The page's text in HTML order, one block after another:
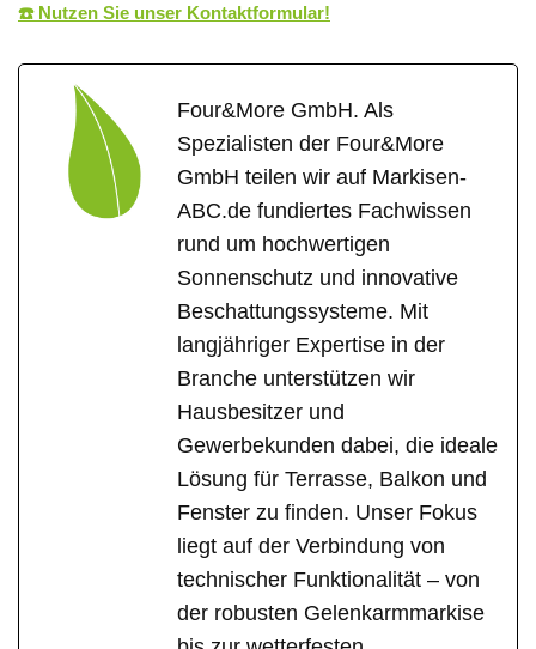
☎️ Nutzen Sie unser Kontaktformular!
Four&More GmbH. Als
Spezialisten der Four&More
GmbH teilen wir auf Markisen-
ABC.de fundiertes Fachwissen
rund um hochwertigen
Sonnenschutz und innovative
Beschattungssysteme. Mit
langjähriger Expertise in der
Branche unterstützen wir
Hausbesitzer und
Gewerbekunden dabei, die ideale
Lösung für Terrasse, Balkon und
Fenster zu finden. Unser Fokus
liegt auf der Verbindung von
technischer Funktionalität – von
der robusten Gelenkarmmarkise